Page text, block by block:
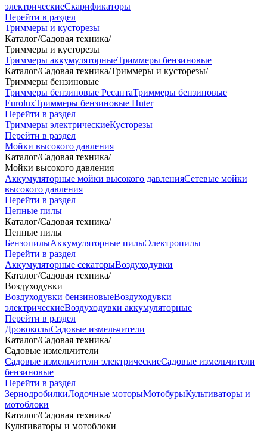
электрическиеСкарификаторы
Перейти в раздел
Триммеры и кусторезы
Каталог/Садовая техника/
Триммеры и кусторезы
Триммеры аккумуляторныеТриммеры бензиновые
Каталог/Садовая техника/Триммеры и кусторезы/
Триммеры бензиновые
Триммеры бензиновые РесантаТриммеры бензиновые
EuroluxТриммеры бензиновые Huter
Перейти в раздел
Триммеры электрическиеКусторезы
Перейти в раздел
Мойки высокого давления
Каталог/Садовая техника/
Мойки высокого давления
Аккумуляторные мойки высокого давленияСетевые мойки
высокого давления
Перейти в раздел
Цепные пилы
Каталог/Садовая техника/
Цепные пилы
БензопилыАккумуляторные пилыЭлектропилы
Перейти в раздел
Аккумуляторные секаторыВоздуходувки
Каталог/Садовая техника/
Воздуходувки
Воздуходувки бензиновыеВоздуходувки
электрическиеВоздуходувки аккумуляторные
Перейти в раздел
ДровоколыСадовые измельчители
Каталог/Садовая техника/
Садовые измельчители
Садовые измельчители электрическиеСадовые измельчители
бензиновые
Перейти в раздел
ЗернодробилкиЛодочные моторыМотобурыКультиваторы и
мотоблоки
Каталог/Садовая техника/
Культиваторы и мотоблоки